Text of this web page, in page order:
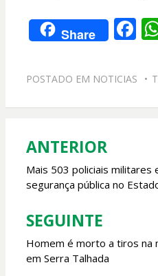
Share F
e
o
k
POSTADO EM NOTICIAS
Navegação
de
Post
ANTERIOR
Mais 503 policiais
segurança pública no
SEGUINTE
Homem é morto a tiros na
em Serra Talhada